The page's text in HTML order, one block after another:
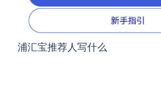
浦汇宝推荐人写什么